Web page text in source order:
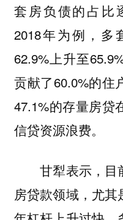
套房负债的占比
2018年为例，多
62.9%上升至
贡献了60.0%的住
47.1%的存量房贷
信贷资源浪费。
甘犁表示，目
房贷款领域，尤